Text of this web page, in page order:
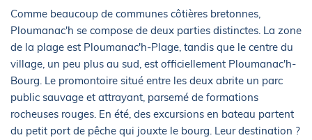
Comme beaucoup de communes côtières bretonnes,
Ploumanac'h se compose de deux parties distinctes. La zone
de la plage est Ploumanac'h-Plage, tandis que le centre du
village, un peu plus au sud, est officiellement Ploumanac'h-
Bourg. Le promontoire situé entre les deux abrite un parc
public sauvage et attrayant, parsemé de formations
rocheuses rouges. En été, des excursions en bateau partent
du petit port de pêche qui jouxte le bourg. Leur destination ?